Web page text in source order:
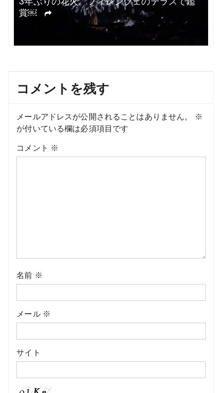
ついにスチームサウナ解禁！￼
コメントを残す
メールアドレスが公開されることはありません。
※
が付いている欄は必須項目です
コメント ※
名前 ※
メール ※
サイト